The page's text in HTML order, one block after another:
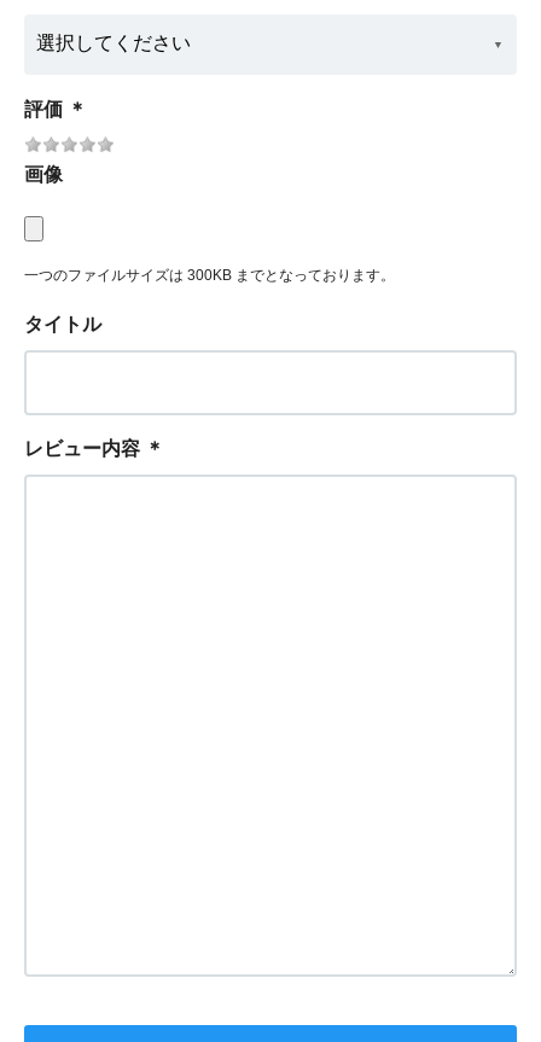
評価 ＊
画像
一つのファイルサイズは 300KB までとなっております。
タイトル
レビュー内容 ＊